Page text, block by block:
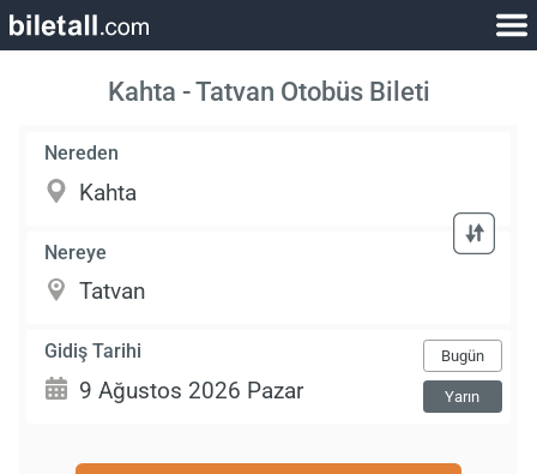
Kahta - Tatvan Otobüs Bileti
Nereden
Nereye
Gidiş Tarihi Bugün
Yarın